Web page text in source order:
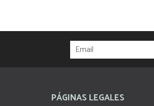
PÁGINAS LEGALES